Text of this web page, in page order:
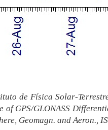
de Física Solar-
GPS/GLONASS
Geomagn. and Aeron.,